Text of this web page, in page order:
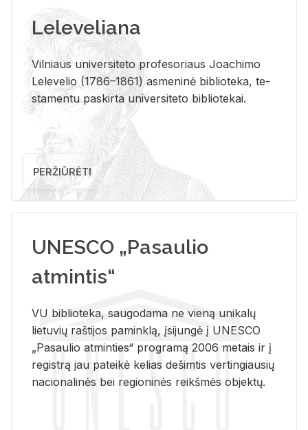
Leleveliana
Vil­niaus uni­ver­si­te­to pro­fe­so­riaus Jo­a­chi­mo
Le­le­ve­lio (1786–1861) as­me­ni­nė bi­b­lio­te­ka, te­
sta­men­tu pa­skir­ta uni­ver­si­te­to bi­b­lio­te­kai.
PERŽIŪRĖTI
UNESCO „Pasaulio
atmintis“
VU biblioteka, saugodama ne vieną unikalų
lietuvių raštijos paminklą, įsijungė į UNESCO
„Pasaulio atminties“ programą 2006 metais ir į
registrą jau pateikė kelias dešimtis vertingiausių
nacionalinės bei regioninės reikšmės objektų.